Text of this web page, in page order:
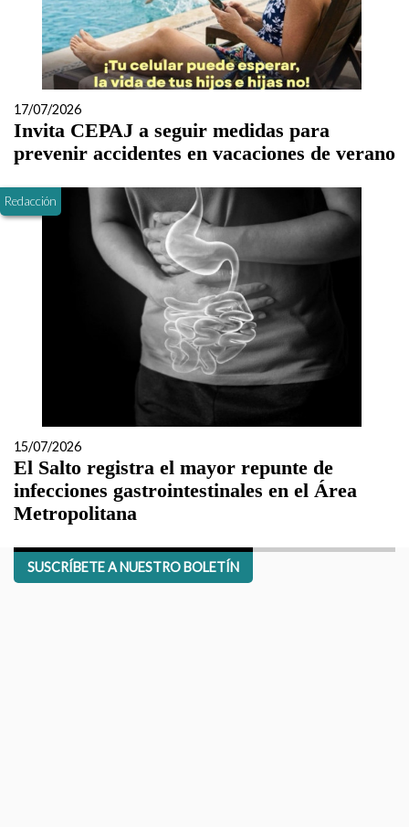
17/07/2026
Invita CEPAJ a seguir medidas para
prevenir accidentes en vacaciones de verano
Redacción
15/07/2026
El Salto registra el mayor repunte de
infecciones gastrointestinales en el Área
Metropolitana
SUSCRÍBETE A NUESTRO BOLETÍN